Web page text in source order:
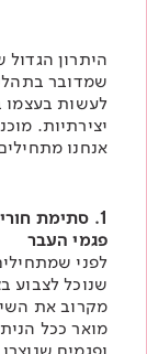
היתרון
שמדובר
לעשות בעצמו
יצירתיות.
אנחנו
1. סתימת
פגמי העבר​
לפני
שנוכל לצבוע
מקרוב את
מואר ככל